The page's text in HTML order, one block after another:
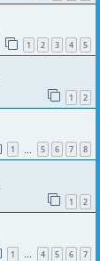
1 2 3 4 5
1 2
1 5 6 7 8
1 2
1 … 4 5 6 7